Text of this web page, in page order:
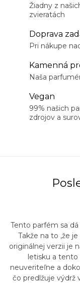
Žiadny z
zvieratách
Doprava
Pri nákupe
Kamenná
Naša
Vegan
99% našich
zdrojov a
Tento parfém sa
Takže na to ,že
originálnej verzii je
letisku a tento
neuveriteľne a
čo predlžuje výdrž